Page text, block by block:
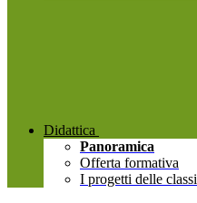
Didattica
Panoramica
Offerta formativa
I progetti delle classi